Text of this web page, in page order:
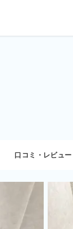
口コミ・レビュー